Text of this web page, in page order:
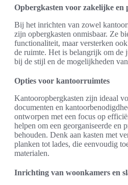
Opbergkasten voor zakelijke
Bij het inrichten van zowel
zijn opbergkasten onmisbaar. Ze
functionaliteit, maar versterken
de ruimte. Het is belangrijk om de
bij de stijl en de mogelijkheden
Opties voor kantoorruimtes
Kantooropbergkasten zijn ideaal
documenten en
ontworpen met een focus op
helpen om een georganiseerde en
behouden. Denk aan kasten met
planken tot lades, die eenvoudig
materialen.
Inrichting van woonkamers en